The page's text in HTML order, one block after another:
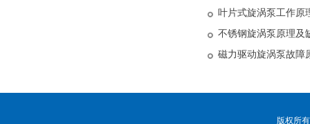
叶片式旋涡泵工作原
不锈钢旋涡泵原理及
磁力驱动旋涡泵故障
版权所